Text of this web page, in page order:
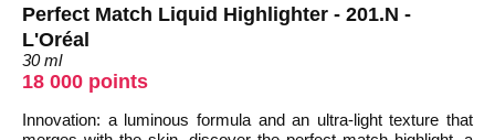
Perfect Match Liquid Highlighter - 201.N -
L'Oréal
30 ml
18 000 points
Innovation: a luminous formula and an ultra-light texture that